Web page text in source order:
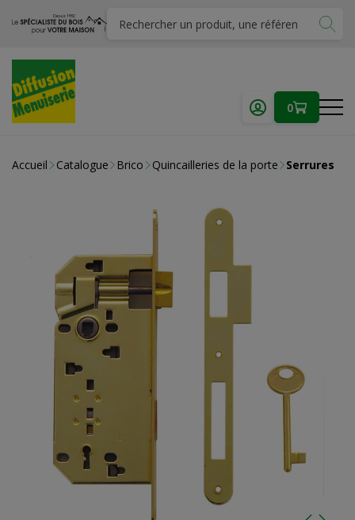
0
Accueil Catalogue Brico Quincailleries de la porte Serrures